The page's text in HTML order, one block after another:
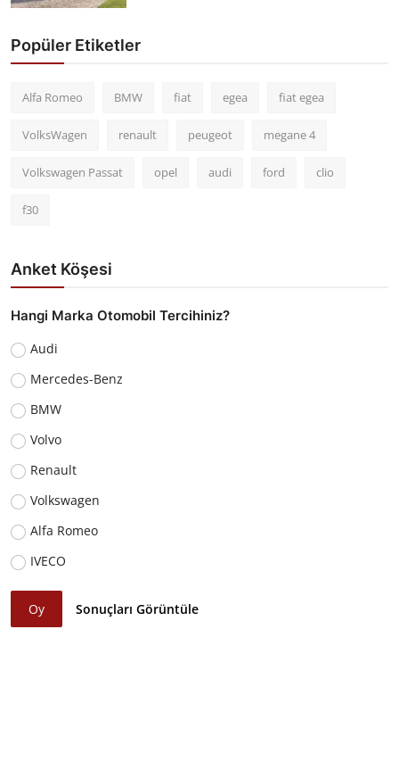
Popüler Etiketler
Alfa Romeo BMW fiat egea fiat egea
VolksWagen renault peugeot megane 4
Volkswagen Passat opel audi ford clio
f30
Anket Köşesi
Hangi Marka Otomobil Tercihiniz?
Audi
Mercedes-Benz
BMW
Volvo
Renault
Volkswagen
Alfa Romeo
IVECO
Oy Sonuçları Görüntüle